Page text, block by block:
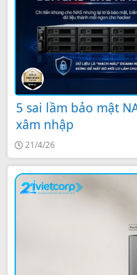
5 sai lầm bảo mật
xâm nhập
21/4/26